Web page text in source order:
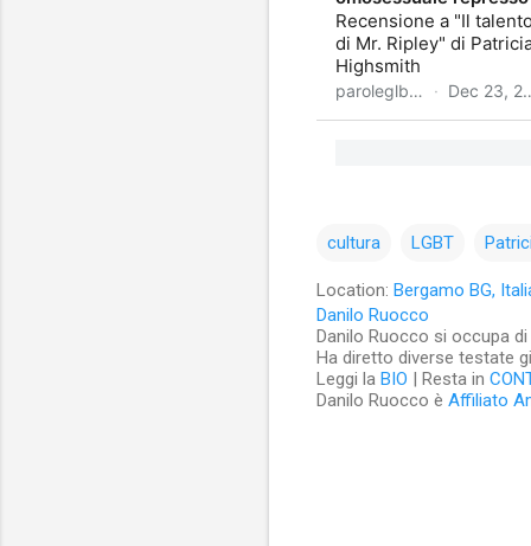
cultura LGBT
Location: Bergamo BG,
Danilo Ruocco
Danilo Ruocco si occupa
Ha diretto diverse testate
Leggi la BIO | Resta in
Danilo Ruocco è Affiliato